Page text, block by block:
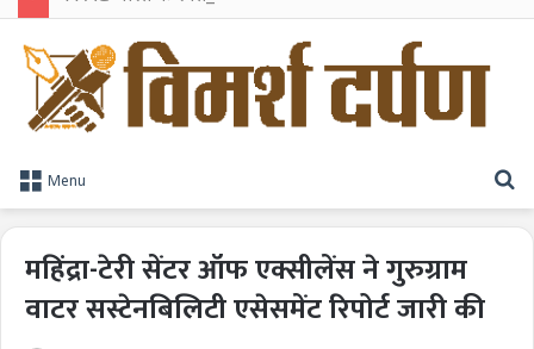
Menu
महिंद्रा-टेरी सेंटर ऑफ एक्सीलेंस ने गुरुग्राम
वाटर सस्टेनबिलिटी एसेसमेंट रिपोर्ट जारी की